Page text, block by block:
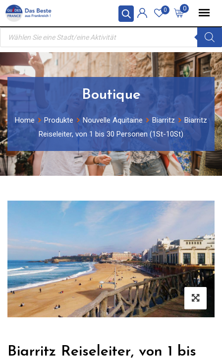
Skip
content
0
0
Products
search
Boutique
Home Produkte Nouvelle Aquitaine Biarritz
Biarritz
Reiseleiter, von 1 bis 30 Personen (1St-10St)
Biarritz Reiseleiter, von 1 bis